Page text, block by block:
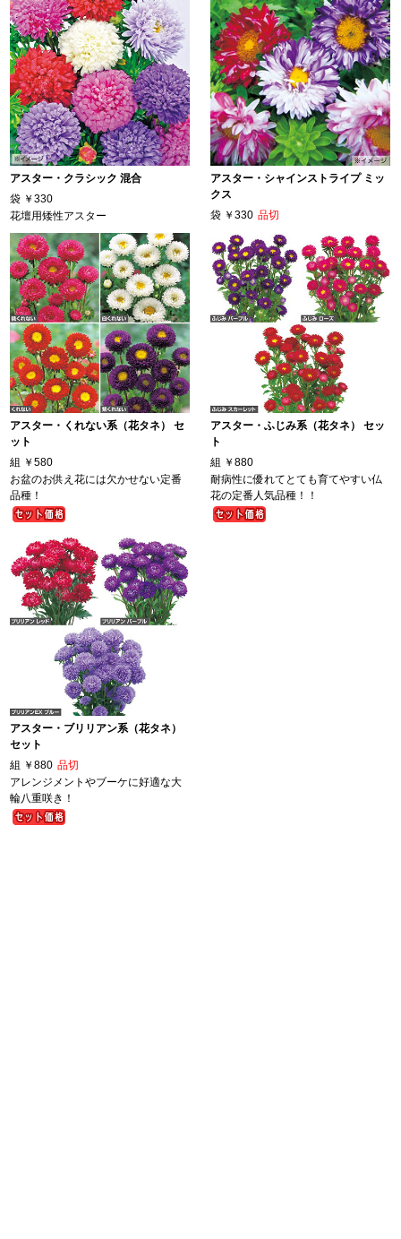
アスター・クラシック 混合
袋 ￥330
花壇用矮性アスター
アスター・シャインストライプ ミッ
クス
袋 ￥330 品切
アスター・くれない系（花タネ） セ
ット
組 ￥580
お盆のお供え花には欠かせない定番
品種！
アスター・ふじみ系（花タネ） セッ
ト
組 ￥880
耐病性に優れてとても育てやすい仏
花の定番人気品種！！
アスター・ブリリアン系（花タネ）
セット
組 ￥880 品切
アレンジメントやブーケに好適な大
輪八重咲き！